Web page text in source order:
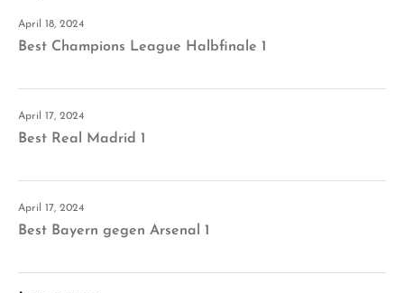
April 18, 2024
Best Champions League Halbfinale 1
April 17, 2024
Best Real Madrid 1
April 17, 2024
Best Bayern gegen Arsenal 1